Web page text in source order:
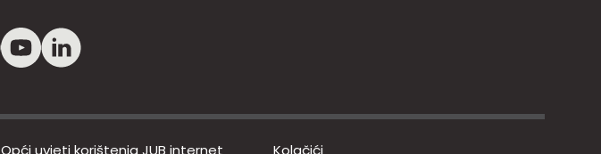
Opći uvjeti korištenja JUB internet Kolačići